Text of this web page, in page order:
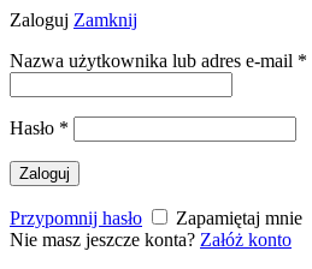
Zaloguj Zamknij
Nazwa użytkownika lub adres e-mail *
Hasło *
Zaloguj
Przypomnij hasło
Zapamiętaj mnie
Nie masz jeszcze konta? Załóż konto